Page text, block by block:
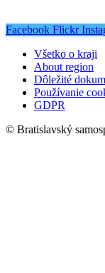
Facebook Flickr
Všetko o kraji
About region
Dôležité
Používanie
GDPR
© Bratislavský